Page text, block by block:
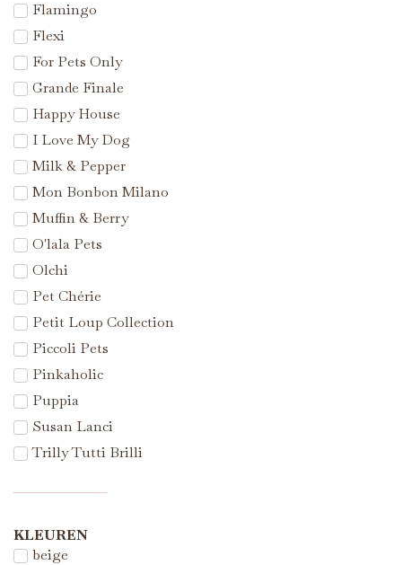
Flamingo
Flexi
For Pets Only
Grande Finale
Happy House
I Love My Dog
Milk & Pepper
Mon Bonbon Milano
Muffin & Berry
O'lala Pets
Olchi
Pet Chérie
Petit Loup Collection
Piccoli Pets
Pinkaholic
Puppia
Susan Lanci
Trilly Tutti Brilli
KLEUREN
beige